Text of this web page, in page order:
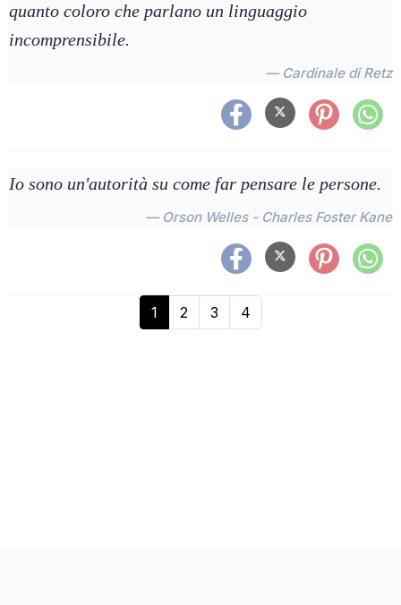
quanto coloro che parlano un linguaggio
incomprensibile.
— Cardinale di Retz
Io sono un'autorità su come far pensare le persone.
— Orson Welles - Charles Foster Kane
1 2 3 4